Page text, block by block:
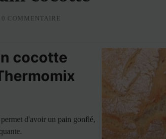
0 COMMENTAIRE
cocotte
d'avoir un pain gonflé,